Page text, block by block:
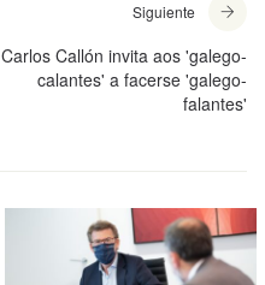
Siguiente
Carlos Callón invita aos 'galego-
calantes' a facerse 'galego-
falantes'